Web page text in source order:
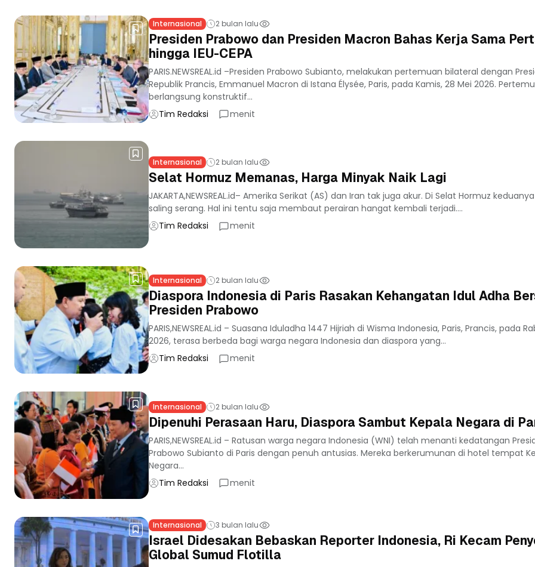
Internasional 2 bulan lalu
Presiden Prabowo dan Presiden Macron Bahas Kerja Sama
hingga IEU-CEPA
PARIS.NEWSREAL.id –Presiden Prabowo Subianto, melakukan pertemuan bilateral dengan
Republik Prancis, Emmanuel Macron di Istana Élysée, Paris, pada Kamis, 28 Mei 2026.
berlangsung konstruktif...
Tim Redaksi
menit
Internasional 2 bulan lalu
Selat Hormuz Memanas, Harga Minyak Naik Lagi
JAKARTA,NEWSREAL.id– Amerika Serikat (AS) dan Iran tak juga akur. Di Selat Hormuz
saling serang. Hal ini tentu saja membaut perairan hangat kembali terjadi....
Tim Redaksi
menit
Internasional 2 bulan lalu
Diaspora Indonesia di Paris Rasakan Kehangatan Idul Adha
Presiden Prabowo
PARIS,NEWSREAL.id – Suasana Iduladha 1447 Hijriah di Wisma Indonesia, Paris, Prancis, pada
2026, terasa berbeda bagi warga negara Indonesia dan diaspora yang...
Tim Redaksi
menit
Internasional 2 bulan lalu
Dipenuhi Perasaan Haru, Diaspora Sambut Kepala Negara di
PARIS,NEWSREAL.id – Ratusan warga negara Indonesia (WNI) telah menanti kedatangan
Prabowo Subianto di Paris dengan penuh antusias. Mereka berkerumunan di hotel tempat
Negara...
Tim Redaksi
menit
Internasional 3 bulan lalu
Israel Didesakan Bebaskan Reporter Indonesia, Ri Kecam
Global Sumud Flotilla